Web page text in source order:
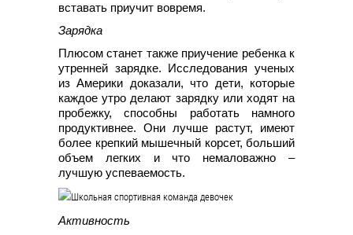
вставать приучит вовремя.
Зарядка
Плюсом станет также приучение ребенка к
утренней зарядке. Исследования ученых
из Америки доказали, что дети, которые
каждое утро делают зарядку или ходят на
пробежку, способны работать намного
продуктивнее. Они лучше растут, имеют
более крепкий мышечный корсет, больший
объем легких и что немаловажно –
лучшую успеваемость.
Активность